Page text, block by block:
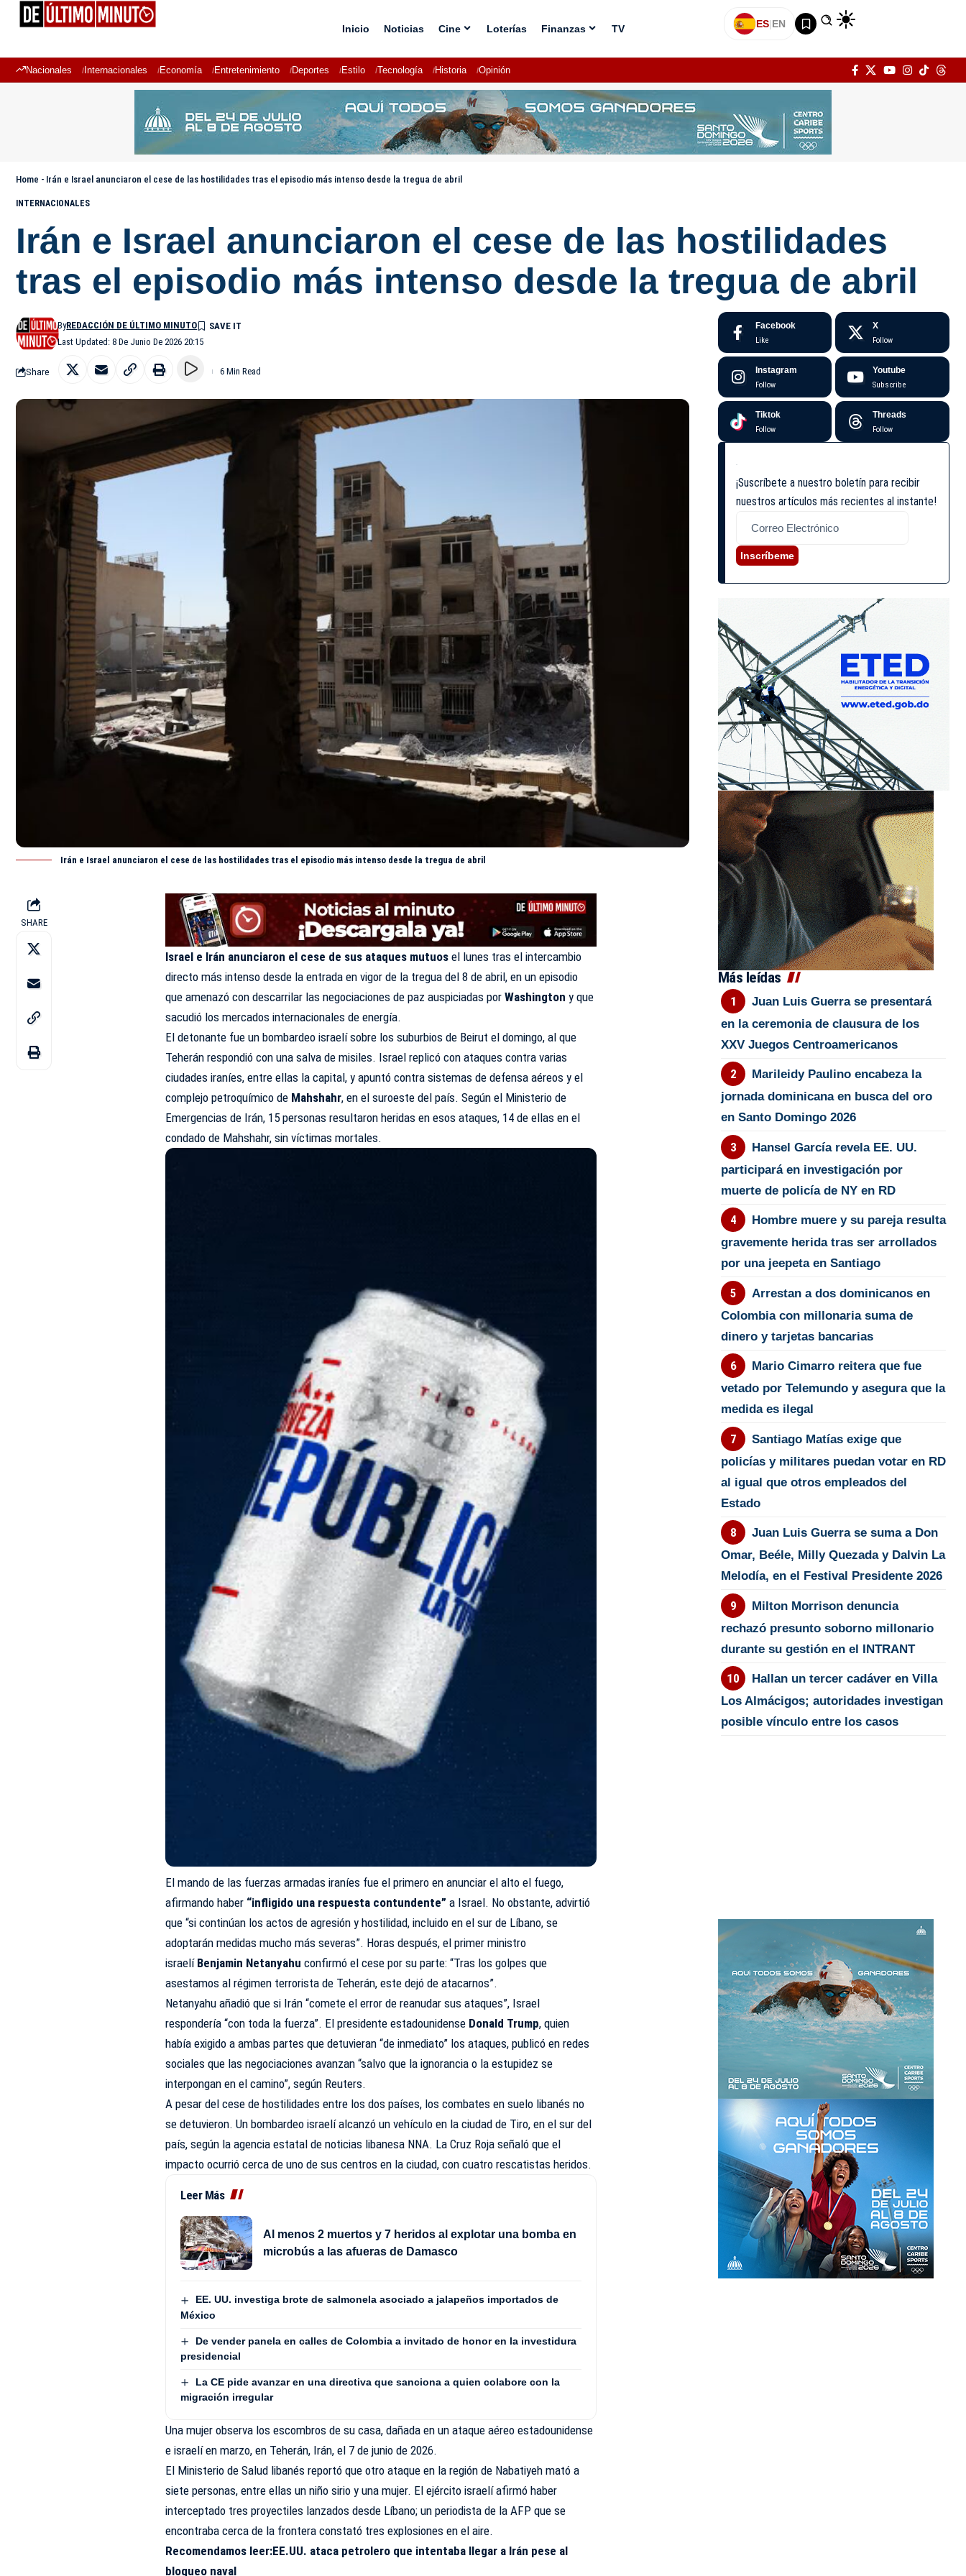
Inicio Noticias Cine Loterías Finanzas TV ES|EN
Nacionales Internacionales Economía Entretenimiento Deportes Estilo Tecnología Historia Opinión
Home - Irán e Israel anunciaron el cese de las hostilidades tras el episodio más intenso desde la tregua de abril
INTERNACIONALES
Irán e Israel anunciaron el cese de las hostilidades
tras el episodio más intenso desde la tregua de abril
Last Updated: 8 De Junio De 2026 20:15
ByREDACCIÓN DE ÚLTIMO MINUTO
Share 6 Min Read
Irán e Israel anunciaron el cese de las hostilidades tras el episodio más intenso desde la tregua de abril
SHARE
Israel e Irán anunciaron el cese de sus ataques mutuos el lunes tras el intercambio
directo más intenso desde la entrada en vigor de la tregua del 8 de abril, en un episodio
que amenazó con descarrilar las negociaciones de paz auspiciadas porWashington y que
sacudió los mercados internacionales de energía.
El detonante fue un bombardeo israelí sobre los suburbios de Beirut el domingo, al que
Teherán respondió con una salva de misiles. Israel replicó con ataques contra varias
ciudades iraníes, entre ellas la capital, y apuntó contra sistemas de defensa aéreos y el
complejo petroquímico de Mahshahr, en el suroeste del país. Según el Ministerio de
Emergencias de Irán, 15 personas resultaron heridas en esos ataques, 14 de ellas en el
condado de Mahshahr, sin víctimas mortales.
El mando de las fuerzas armadas iraníes fue el primero en anunciar el alto el fuego,
afirmando haber “infligido una respuesta contundente” a Israel. No obstante, advirtió
que “si continúan los actos de agresión y hostilidad, incluido en el sur de Líbano, se
adoptarán medidas mucho más severas”. Horas después, el primer ministro
israelí Benjamin Netanyahu confirmó el cese por su parte: “Tras los golpes que
asestamos al régimen terrorista de Teherán, este dejó de atacarnos”.
Netanyahu añadió que si Irán “comete el error de reanudar sus ataques”, Israel
respondería “con toda la fuerza”. El presidente estadounidense Donald Trump, quien
había exigido a ambas partes que detuvieran “de inmediato” los ataques, publicó en redes
sociales que las negociaciones avanzan “salvo que la ignorancia o la estupidez se
interpongan en el camino”, según Reuters.
A pesar del cese de hostilidades entre los dos países, los combates en suelo libanés no
se detuvieron. Un bombardeo israelí alcanzó un vehículo en la ciudad de Tiro, en el sur del
país, según la agencia estatal de noticias libanesa NNA. La Cruz Roja señaló que el
impacto ocurrió cerca de uno de sus centros en la ciudad, con cuatro rescatistas heridos.
Leer Más
Al menos 2 muertos y 7 heridos al explotar una bomba en
microbús a las afueras de Damasco
EE. UU. investiga brote de salmonela asociado a jalapeños importados de
México
De vender panela en calles de Colombia a invitado de honor en la investidura
presidencial
La CE pide avanzar en una directiva que sanciona a quien colabore con la
migración irregular
Una mujer observa los escombros de su casa, dañada en un ataque aéreo estadounidense
e israelí en marzo, en Teherán, Irán, el 7 de junio de 2026.
El Ministerio de Salud libanés reportó que otro ataque en la región de Nabatiyeh mató a
siete personas, entre ellas un niño sirio y una mujer. El ejército israelí afirmó haber
interceptado tres proyectiles lanzados desde Líbano; un periodista de la AFP que se
encontraba cerca de la frontera constató tres explosiones en el aire.
Recomendamos leer:EE.UU. ataca petrolero que intentaba llegar a Irán pese al
bloqueo naval
Facebook
Like
X
Follow
Instagram
Follow
Youtube
Subscribe
Tiktok
Follow
Threads
Follow
¡Suscríbete a nuestro boletín para recibir
nuestros artículos más recientes al instante!
Inscríbeme
Más leídas
Juan Luis Guerra se presentará
en la ceremonia de clausura de los
XXV Juegos Centroamericanos
Marileidy Paulino encabeza la
jornada dominicana en busca del oro
en Santo Domingo 2026
Hansel García revela EE. UU.
participará en investigación por
muerte de policía de NY en RD
Hombre muere y su pareja resulta
gravemente herida tras ser arrollados
por una jeepeta en Santiago
Arrestan a dos dominicanos en
Colombia con millonaria suma de
dinero y tarjetas bancarias
Mario Cimarro reitera que fue
vetado por Telemundo y asegura que la
medida es ilegal
Santiago Matías exige que
policías y militares puedan votar en RD
al igual que otros empleados del
Estado
Juan Luis Guerra se suma a Don
Omar, Beéle, Milly Quezada y Dalvin La
Melodía, en el Festival Presidente 2026
Milton Morrison denuncia
rechazó presunto soborno millonario
durante su gestión en el INTRANT
Hallan un tercer cadáver en Villa
Los Almácigos; autoridades investigan
posible vínculo entre los casos